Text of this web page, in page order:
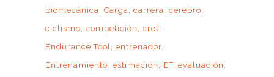
biomecánica
Carga carrera
cerebro
ciclismo competición
crol
Endurance Tool
entrenador
Entrenamiento estimación ET evaluación